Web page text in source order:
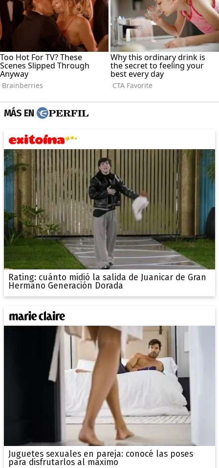
MÁS EN
Rating: cuánto midió la salida de Juanicar de Gran
Hermano Generación Dorada
Juguetes sexuales en pareja: conocé las poses
para disfrutarlos al máximo